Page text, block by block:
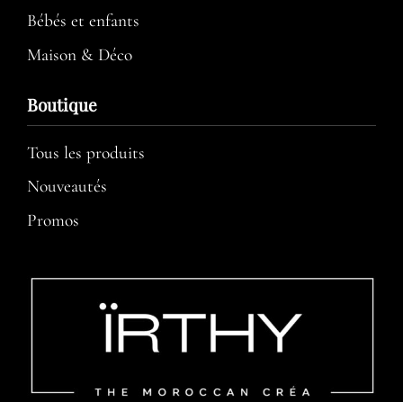
Bébés et enfants
Maison & Déco
Boutique
Tous les produits
Nouveautés
Promos